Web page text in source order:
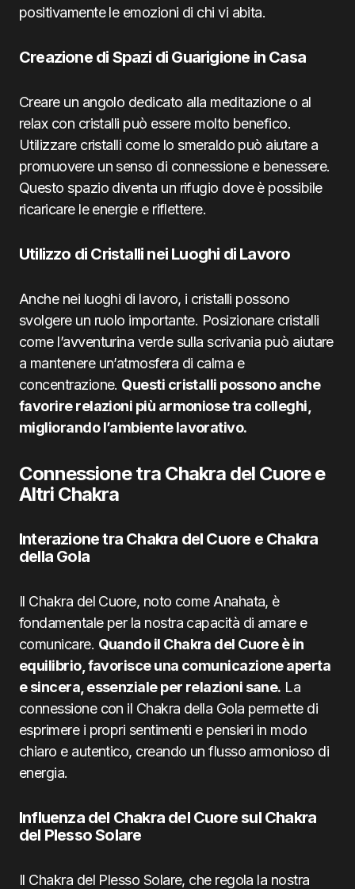
positivamente le emozioni di chi vi abita.
Creazione di Spazi di Guarigione in Casa
Creare un angolo dedicato alla meditazione o al
relax con cristalli può essere molto benefico.
Utilizzare cristalli come lo smeraldo può aiutare a
promuovere un senso di connessione e benessere.
Questo spazio diventa un rifugio dove è possibile
ricaricare le energie e riflettere.
Utilizzo di Cristalli nei Luoghi di Lavoro
Anche nei luoghi di lavoro, i cristalli possono
svolgere un ruolo importante. Posizionare cristalli
come l’avventurina verde sulla scrivania può aiutare
a mantenere un’atmosfera di calma e
concentrazione. Questi cristalli possono anche
favorire relazioni più armoniose tra colleghi,
migliorando l’ambiente lavorativo.
Connessione tra Chakra del Cuore e
Altri Chakra
Interazione tra Chakra del Cuore e Chakra
della Gola
Il Chakra del Cuore, noto come Anahata, è
fondamentale per la nostra capacità di amare e
comunicare. Quando il Chakra del Cuore è in
equilibrio, favorisce una comunicazione aperta
e sincera, essenziale per relazioni sane. La
connessione con il Chakra della Gola permette di
esprimere i propri sentimenti e pensieri in modo
chiaro e autentico, creando un flusso armonioso di
energia.
Influenza del Chakra del Cuore sul Chakra
del Plesso Solare
Il Chakra del Plesso Solare, che regola la nostra